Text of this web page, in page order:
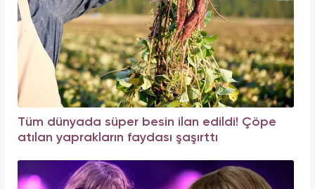
Tüm dünyada süper besin ilan edildi! Çöpe
atılan yaprakların faydası şaşırttı